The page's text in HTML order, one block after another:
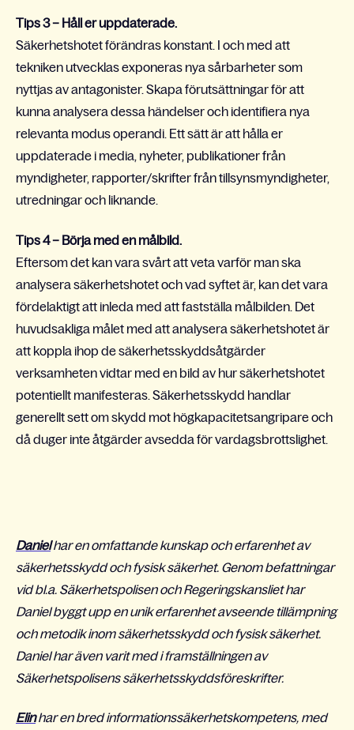
Tips 3 – Håll er uppdaterade.
Säkerhetshotet förändras konstant. I och med att
tekniken utvecklas exponeras nya sårbarheter som
nyttjas av antagonister. Skapa förutsättningar för att
kunna analysera dessa händelser och identifiera nya
relevanta modus operandi. Ett sätt är att hålla er
uppdaterade i media, nyheter, publikationer från
myndigheter, rapporter/skrifter från tillsynsmyndigheter,
utredningar och liknande.
Tips 4 – Börja med en målbild.
Eftersom det kan vara svårt att veta varför man ska
analysera säkerhetshotet och vad syftet är, kan det vara
fördelaktigt att inleda med att fastställa målbilden. Det
huvudsakliga målet med att analysera säkerhetshotet är
att koppla ihop de säkerhetsskyddsåtgärder
verksamheten vidtar med en bild av hur säkerhetshotet
potentiellt manifesteras. Säkerhetsskydd handlar
generellt sett om skydd mot högkapacitetsangripare och
då duger inte åtgärder avsedda för vardagsbrottslighet.
Danielhar en omfattande kunskap och erfarenhet av
säkerhetsskydd och fysisk säkerhet. Genom befattningar
vid bl.a. Säkerhetspolisen och Regeringskansliet har
Daniel byggt upp en unik erfarenhet avseende tillämpning
och metodik inom säkerhetsskydd och fysisk säkerhet.
Daniel har även varit med i framställningen av
Säkerhetspolisens säkerhetsskyddsföreskrifter.
Elinhar en bred informationssäkerhetskompetens, med